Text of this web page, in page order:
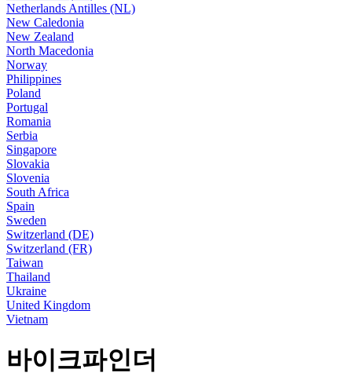
Netherlands Antilles (NL)
New Caledonia
New Zealand
North Macedonia
Norway
Philippines
Poland
Portugal
Romania
Serbia
Singapore
Slovakia
Slovenia
South Africa
Spain
Sweden
Switzerland (DE)
Switzerland (FR)
Taiwan
Thailand
Ukraine
United Kingdom
Vietnam
바이크파인더